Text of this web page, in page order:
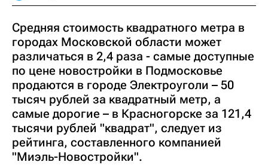
Средняя стоимость квадратного метра в
городах Московской области может
различаться в 2,4 раза - самые доступные
по цене новостройки в Подмосковье
продаются в городе Электроуголи – 50
тысяч рублей за квадратный метр, а
самые дорогие – в Красногорске за 121,4
тысячи рублей "квадрат", следует из
рейтинга, составленного компанией
"Миэль-Новостройки".